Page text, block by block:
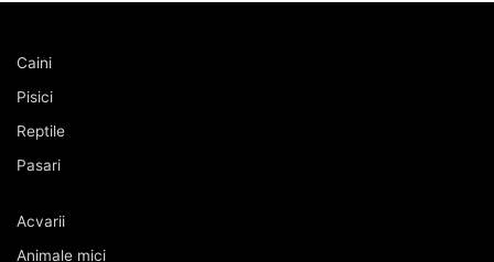
Caini
Pisici
Reptile
Pasari
Acvarii
Animale mici